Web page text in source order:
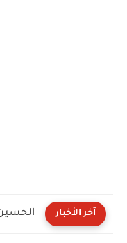
آخر الأخبار